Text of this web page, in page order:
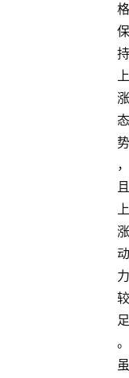
格
保
持
上
涨
态
势
，
且
上
涨
动
力
较
足
。
虽